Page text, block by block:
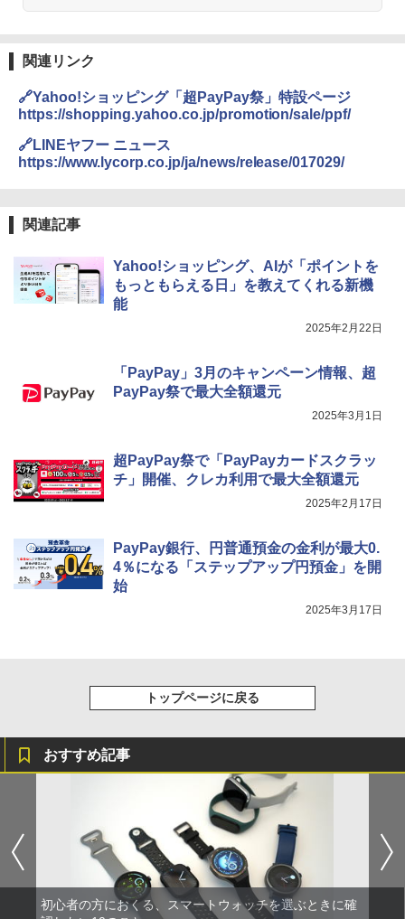
関連リンク
🔗Yahoo!ショッピング「超PayPay祭」特設ページ
https://shopping.yahoo.co.jp/promotion/sale/ppf/
🔗LINEヤフー ニュース
https://www.lycorp.co.jp/ja/news/release/017029/
関連記事
Yahoo!ショッピング、AIが「ポイントを
もっともらえる日」を教えてくれる新機
能
2025年2月22日
「PayPay」3月のキャンペーン情報、超
PayPay祭で最大全額還元
2025年3月1日
超PayPay祭で「PayPayカードスクラッ
チ」開催、クレカ利用で最大全額還元
2025年2月17日
PayPay銀行、円普通預金の金利が最大0.
4％になる「ステップアップ円預金」を開
始
2025年3月17日
トップページに戻る
おすすめ記事
初心者の方におくる、スマートウォッチを選ぶときに確